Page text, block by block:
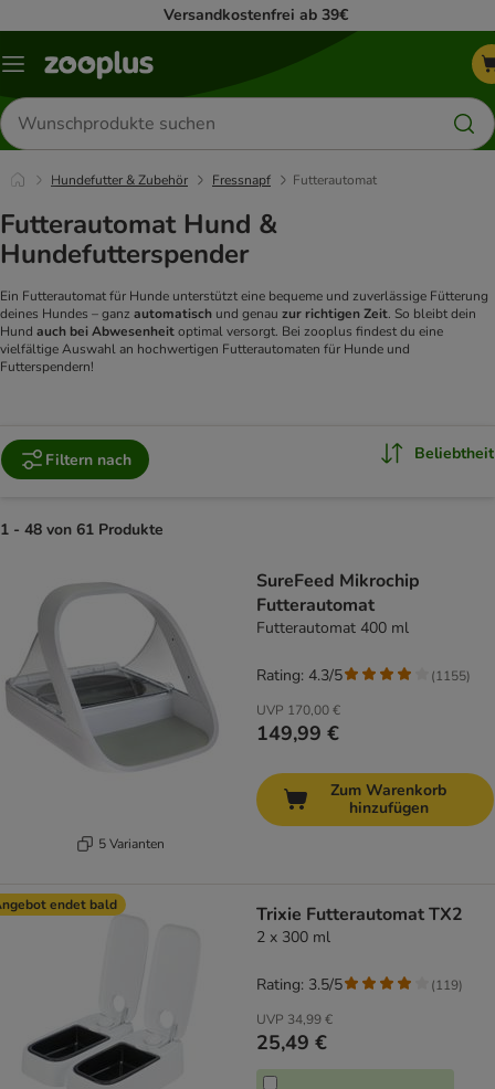
Versandkostenfrei ab 39€
Menü
Produkte
suchen
Hundefutter & Zubehör Fressnapf Futterautomat
Futterautomat Hund &
Hundefutterspender
Ein Futterautomat für Hunde unterstützt eine bequeme und zuverlässige Fütterung
deines Hundes – ganz automatisch und genau zur richtigen Zeit. So bleibt dein
Hund auch bei Abwesenheitoptimal versorgt. Bei zooplus findest du eine
vielfältige Auswahl an hochwertigen Futterautomaten für Hunde und
Futterspendern!
Filtern nach Beliebtheit
1 - 48 von 61 Produkte
5 Varianten
SureFeed Mikrochip
Futterautomat
Futterautomat 400 ml
UVP 170,00 €
149,99 €
Rating: 4.3/5 (1155)
Zum Warenkorb
hinzufügen
endet bald Trixie Futterautomat TX2
2 x 300 ml
UVP 34,99 €
25,49 €
Rating: 3.5/5 (119)